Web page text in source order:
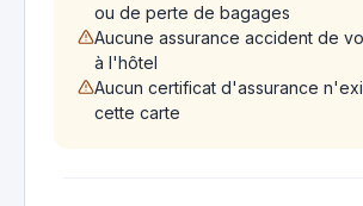
ou de perte de bagages
Aucune assurance accident de
à l'hôtel
Aucun certificat d'assurance
cette carte